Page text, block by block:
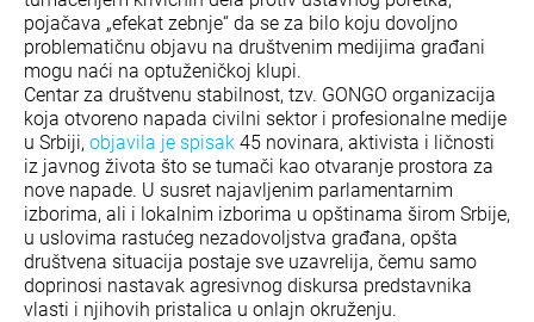
pojačava „efekat zebnje“ da se za bilo koju dovoljno
problematičnu objavu na društvenim medijima građani
mogu naći na optuženičkoj klupi.
Centar za društvenu stabilnost, tzv. GONGO organizacija
koja otvoreno napada civilni sektor i profesionalne medije
u Srbiji, objavila je spisak 45 novinara, aktivista i ličnosti
iz javnog života što se tumači kao otvaranje prostora za
nove napade. U susret najavljenim parlamentarnim
izborima, ali i lokalnim izborima u opštinama širom Srbije,
u uslovima rastućeg nezadovoljstva građana, opšta
društvena situacija postaje sve uzavrelija, čemu samo
doprinosi nastavak agresivnog diskursa predstavnika
vlasti i njihovih pristalica u onlajn okruženju.